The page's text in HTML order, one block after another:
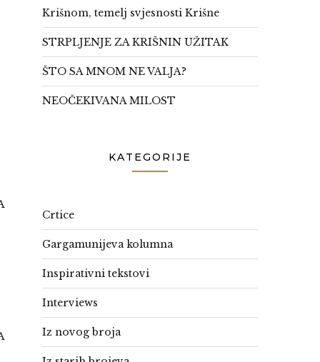
Krišnom, temelj svjesnosti Krišne
STRPLJENJE ZA KRIŠNIN UŽITAK
ŠTO SA MNOM NE VALJA?
NEOČEKIVANA MILOST
KATEGORIJE
Crtice
Gargamunijeva kolumna
Inspirativni tekstovi
Interviews
Iz novog broja